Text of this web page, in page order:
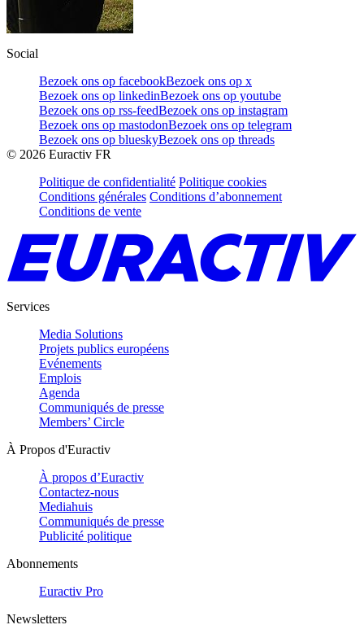
Social
Bezoek ons op facebookBezoek ons op x
Bezoek ons op linkedinBezoek ons op youtube
Bezoek ons op rss-feedBezoek ons op instagram
Bezoek ons op mastodonBezoek ons op telegram
Bezoek ons op blueskyBezoek ons op threads
© 2026 Euractiv FR
Politique de confidentialité Politique cookies
Conditions générales Conditions d’abonnement
Conditions de vente
Services
Media Solutions
Projets publics européens
Evénements
Emplois
Agenda
Communiqués de presse
Members’ Circle
À Propos d'Euractiv
À propos d’Euractiv
Contactez-nous
Mediahuis
Communiqués de presse
Publicité politique
Abonnements
Euractiv Pro
Newsletters